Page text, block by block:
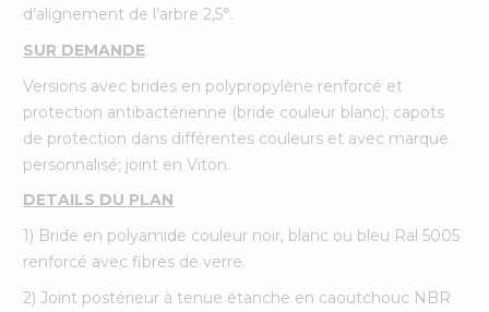
d’alignement de l’arbre 2,5°.
SUR DEMANDE
Versions avec brides en polypropylène renforcé et
protection antibactérienne (bride couleur blanc); capots
de protection dans différentes couleurs et avec marque
personnalisé; joint en Viton.
DETAILS DU PLAN
1) Bride en polyamide couleur noir, blanc ou bleu Ral 5005
renforcé avec fibres de verre.
2) Joint postérieur à tenue étanche en caoutchouc NBR